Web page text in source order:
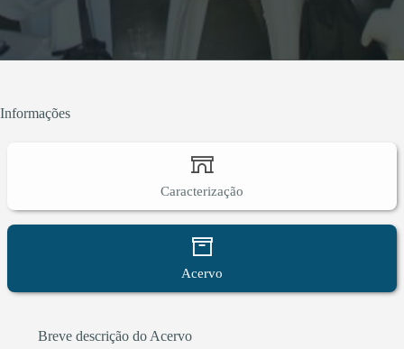
Informações
Caracterização
Acervo
Breve descrição do Acervo